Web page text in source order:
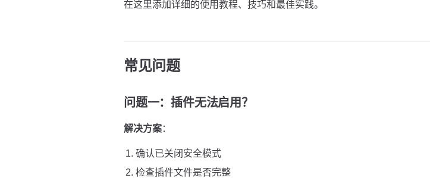
在这里添加详细的使用教程、技巧和最佳实践。
常见问题
问题一：插件无法启用？
解决方案：
确认已关闭安全模式
检查插件文件是否完整